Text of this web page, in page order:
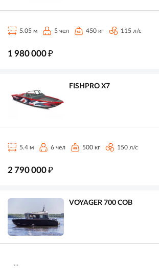
5.05 м 5 чел 450 кг 115 л/с
1 980 000₽
FISHPRO X7
5.4 м 6 чел 500 кг 150 л/с
2 790 000₽
VOYAGER 700 COB
...